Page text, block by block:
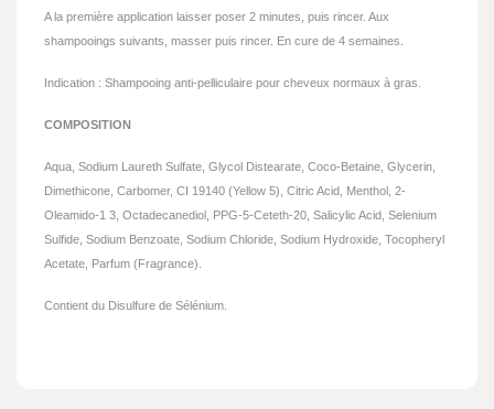
A la première application laisser poser 2 minutes, puis rincer. Aux
shampooings suivants, masser puis rincer. En cure de 4 semaines.
Indication : Shampooing anti-pelliculaire pour cheveux normaux à gras.
COMPOSITION
Aqua, Sodium Laureth Sulfate, Glycol Distearate, Coco-Betaine, Glycerin,
Dimethicone, Carbomer, CI 19140 (Yellow 5), Citric Acid, Menthol, 2-
Oleamido-1 3, Octadecanediol, PPG-5-Ceteth-20, Salicylic Acid, Selenium
Sulfide, Sodium Benzoate, Sodium Chloride, Sodium Hydroxide, Tocopheryl
Acetate, Parfum (Fragrance).
Contient du Disulfure de Sélénium.